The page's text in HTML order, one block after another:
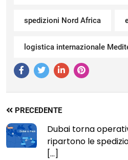
spedizioni Nord Africa
logistica internazionale
PRECEDENTE
Dubai torna
ripartono le
[...]